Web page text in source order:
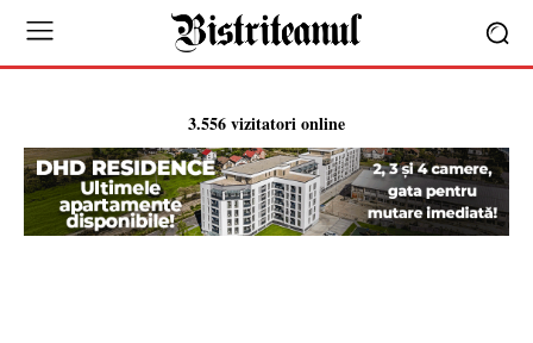
3.556 vizitatori online